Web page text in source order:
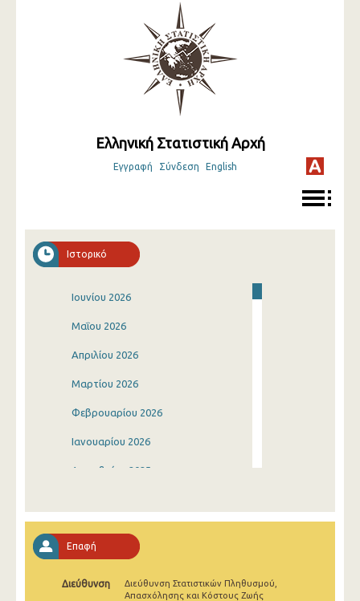
Ελληνική Στατιστική Αρχή
Εγγραφή Σύνδεση English
Ιστορικό
Ιουνίου 2026
Μαΐου 2026
Απριλίου 2026
Μαρτίου 2026
Φεβρουαρίου 2026
Ιανουαρίου 2026
Δεκεμβρίου 2025
Σεπτεμβρίου 2025
Αυγούστου 2025
Επαφή
Διεύθυνση
Διεύθυνση Στατιστικών Πληθυσμού,
Απασχόλησης και Κόστους Ζωής